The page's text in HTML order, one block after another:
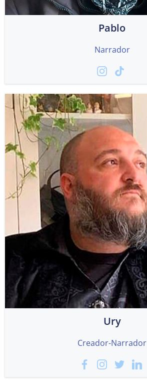
Pablo
Narrador
Ury
Creador-Narrador